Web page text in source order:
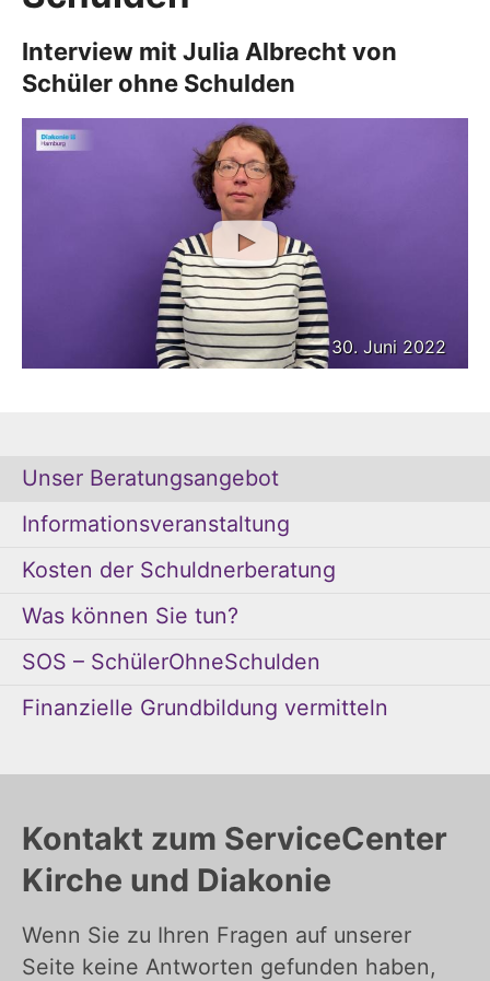
Interview mit Julia Albrecht von
Schüler ohne Schulden
30. Juni 2022
Unser Beratungsangebot
Informationsveranstaltung
Kosten der Schuldnerberatung
Was können Sie tun?
SOS – SchülerOhneSchulden
Finanzielle Grundbildung vermitteln
Kontakt zum ServiceCenter
Kirche und Diakonie
Wenn Sie zu Ihren Fragen auf unserer
Seite keine Antworten gefunden haben,